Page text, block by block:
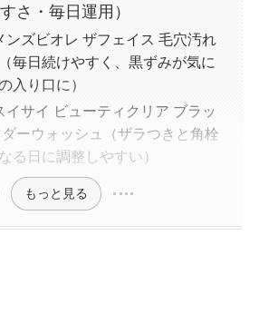
さ・毎日運用）
ンズビオレ ザフェイス 毛穴汚れ
毎日続けやすく、黒ずみが気に
入り口に）
イサイ ビューティクリア ブラッ
ーウォッシュ（ザラつきと角栓
る日に調整しやすい）
もっと見る